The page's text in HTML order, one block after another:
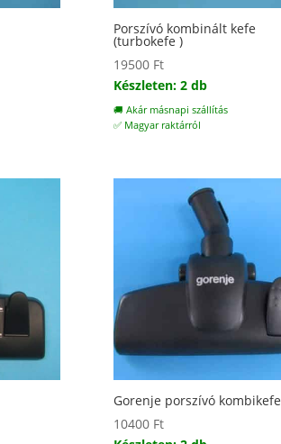
Porszívó kombinált kefe
(turbokefe )
19500 Ft
Készleten: 2 db
🚚 Akár másnapi szállítás
✅ Magyar raktárról
Gorenje porszívó kombikefe
10400 Ft